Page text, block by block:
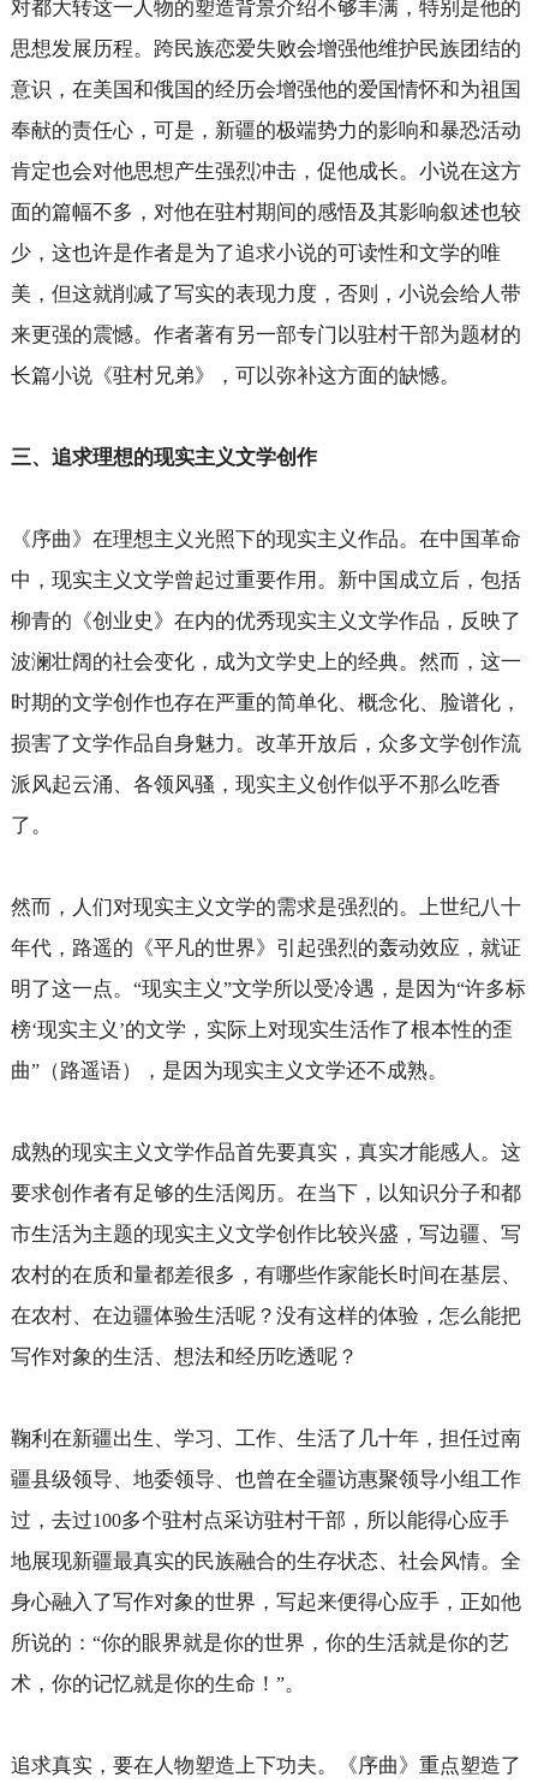
对都大转这一人物的塑造背景介绍不够丰满，特别是他的
思想发展历程。跨民族恋爱失败会增强他维护民族团结的
意识，在美国和俄国的经历会增强他的爱国情怀和为祖国
奉献的责任心，可是，新疆的极端势力的影响和暴恐活动
肯定也会对他思想产生强烈冲击，促他成长。小说在这方
面的篇幅不多，对他在驻村期间的感悟及其影响叙述也较
少，这也许是作者是为了追求小说的可读性和文学的唯
美，但这就削减了写实的表现力度，否则，小说会给人带
来更强的震憾。作者著有另一部专门以驻村干部为题材的
长篇小说《驻村兄弟》，可以弥补这方面的缺憾。
三、追求理想的现实主义文学创作
《序曲》在理想主义光照下的现实主义作品。在中国革命
中，现实主义文学曾起过重要作用。新中国成立后，包括
柳青的《创业史》在内的优秀现实主义文学作品，反映了
波澜壮阔的社会变化，成为文学史上的经典。然而，这一
时期的文学创作也存在严重的简单化、概念化、脸谱化，
损害了文学作品自身魅力。改革开放后，众多文学创作流
派风起云涌、各领风骚，现实主义创作似乎不那么吃香
了。
然而，人们对现实主义文学的需求是强烈的。上世纪八十
年代，路遥的《平凡的世界》引起强烈的轰动效应，就证
明了这一点。 “现实主义”文学所以受冷遇，是因为“许多标
榜‘现实主义 ’的文学，实际上对现实生活作了根本性的歪
曲”（路遥语），是因为现实主义文学还不成熟。
成熟的现实主义文学作品首先要真实，真实才能感人。这
要求创作者有足够的生活阅历。在当下，以知识分子和都
市生活为主题的现实主义文学创作比较兴盛，写边疆、写
农村的在质和量都差很多，有哪些作家能长时间在基层、
在农村、在边疆体验生活呢？没有这样的体验，怎么能把
写作对象的生活、想法和经历吃透呢？
鞠利在新疆出生、学习、工作、生活了几十年，担任过南
疆县级领导、地委领导、也曾在全疆访惠聚领导小组工作
过，去过100多个驻村点采访驻村干部，所以能得心应手
地展现新疆最真实的民族融合的生存状态、社会风情。全
身心融入了写作对象的世界，写起来便得心应手，正如他
所说的： “你的眼界就是你的世界，你的生活就是你的艺
术，你的记忆就是你的生命！ ”。
追求真实，要在人物塑造上下功夫。《序曲》重点塑造了